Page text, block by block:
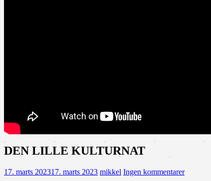
DEN LILLE KULTURNAT
17. marts 202317. marts 2023 mikkel Ingen kommentarer